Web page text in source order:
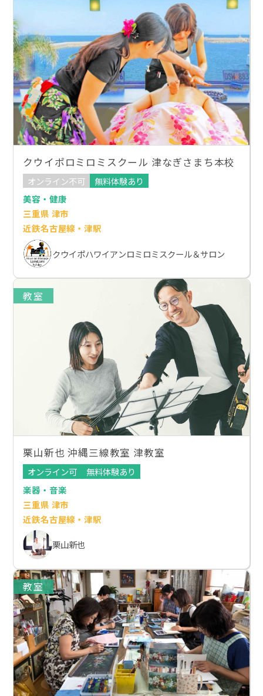
クウイポロミロミスクール 津なぎさまち本校
オンライン不可
無料体験あり
美容・健康
三重県 津市
近鉄名古屋線・津駅
クウイポハワイアンロミロミスクール＆サロン
教室
栗山新也 沖縄三線教室 津教室
オンライン可
無料体験あり
楽器・音楽
三重県 津市
近鉄名古屋線・津駅
栗山新也
教室